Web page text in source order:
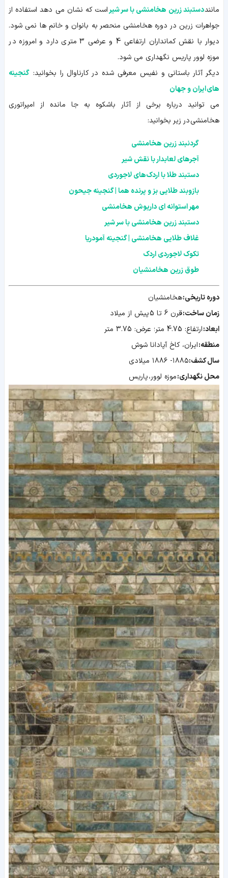
ماننددستبند زرین هخامنشی با سر شیراست که نشان می دهد استفاده از
جواهرات زرین در دوره هخامنشی منحصر به بانوان و خانم ها نمی شود.
دیوار با نقش کمانداران ارتفاعی 4 و عرضی 3 متری دارد و امروزه در
موزه لوور پاریس نگهداری می شود.
دیگر آثار باستانی و نفیس معرفی شده در کارناوال را بخوانید: گنجینه
های ایران و جهان
می توانید درباره برخی از آثار باشکوه به جا مانده از امپراتوری
هخامنشی در زیر بخوانید:
گردنبند زرین هخامنشی
آجرهای لعابدار با نقش شیر
دستبند طلا با اردک‌های لاجوردی
بازوبند طلایی بز و پرنده هما | گنجینه جیحون
مهر استوانه ای داریوش هخامنشی
دستبند زرین هخامنشی با سر شیر
غلاف طلایی هخامنشی | گنجینه آمودریا
تکوک لاجوردی اردک
طوق زرین هخامنشیان
دوره تاریخی:هخامنشیان
زمان ساخت:قرن 6 تا 5 پیش از میلاد
ابعاد:ارتفاع: 4.75 متر؛ عرض: 3.75 متر
منطقه:ایران، کاخ آپادانا شوش
سال کشف:
محل نگهداری:موزه لوور، پاریس